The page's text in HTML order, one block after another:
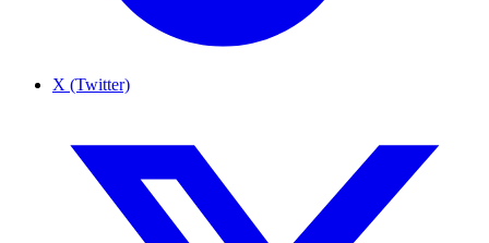
X (Twitter)